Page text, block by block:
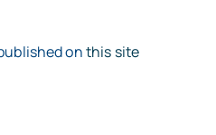
onthis site